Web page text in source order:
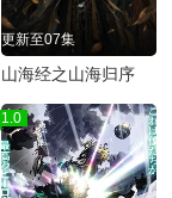
更新至07集
山海经之山海归序
1.0